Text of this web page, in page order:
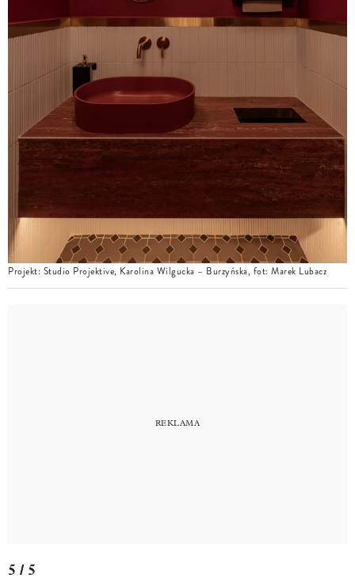
Projekt: Studio Projektive, Karolina Wilgucka – Burzyńska, fot: Marek Lubacz
5 / 5